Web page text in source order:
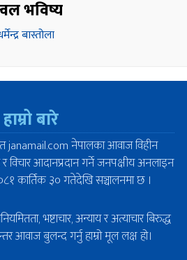
भविष्य
बास्तोला
हाम्रो बारे
janamail.com नेपालका आवाज विहीन
आदानप्रदान गर्ने जनपक्षीय अनलाइन
कार्तिक ३० गतेदेखि सञ्चालनमा छ ।
भष्टाचार, अन्याय र अत्याचार बिरुद्ध
आवाज बुलन्द गर्नु हाम्रो मूल लक्ष हो।